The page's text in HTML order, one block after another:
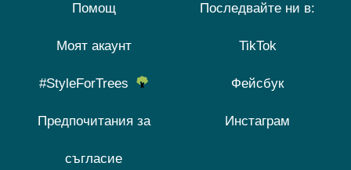
Помощ
Моят акаунт
#StyleForTrees
Предпочитания за
съгласие
Последвайте ни в:
TikTok
Фейсбук
Инстаграм